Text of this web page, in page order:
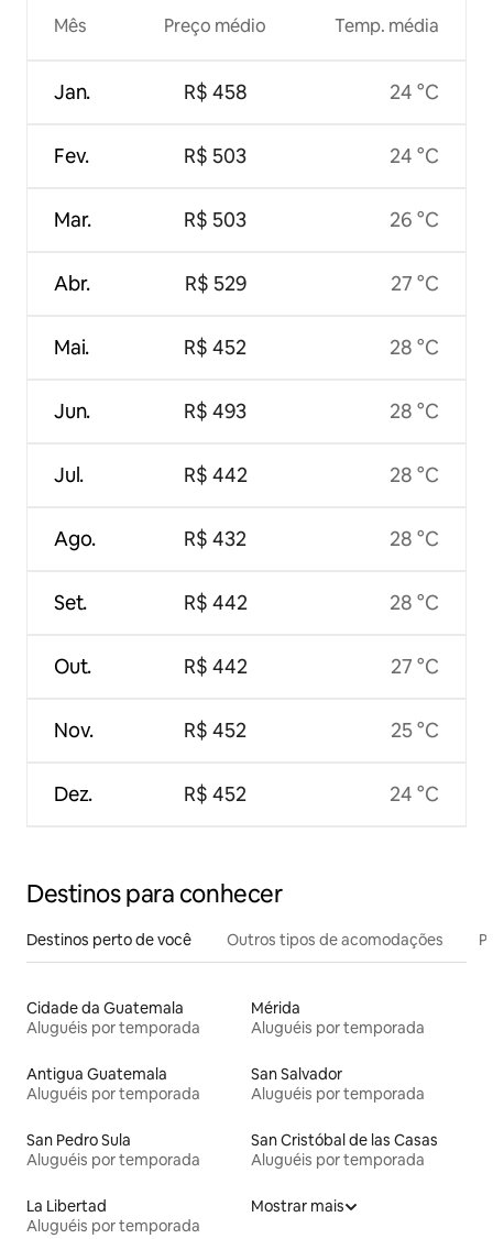
Mês
Jan.
Fev.
Mar.
Abr.
Mai.
Jun.
Jul.
Ago.
Set.
Out.
Nov.
Dez.
Preço médio
R$ 458
R$ 503
R$ 503
R$ 529
R$ 452
R$ 493
R$ 442
R$ 432
R$ 442
R$ 442
R$ 452
R$ 452
Temp. média
24 °C
24 °C
26 °C
27 °C
28 °C
28 °C
28 °C
28 °C
28 °C
27 °C
25 °C
24 °C
Destinos para conhecer
Destinos perto de você Outros tipos de acomodações
Cidade da Guatemala
Aluguéis por temporada
Mérida
Aluguéis por temporada
Antigua Guatemala
Aluguéis por temporada
San Salvador
Aluguéis por temporada
San Pedro Sula
Aluguéis por temporada
San Cristóbal de las Casas
Aluguéis por temporada
La Libertad
Aluguéis por temporada
Mostrar mais